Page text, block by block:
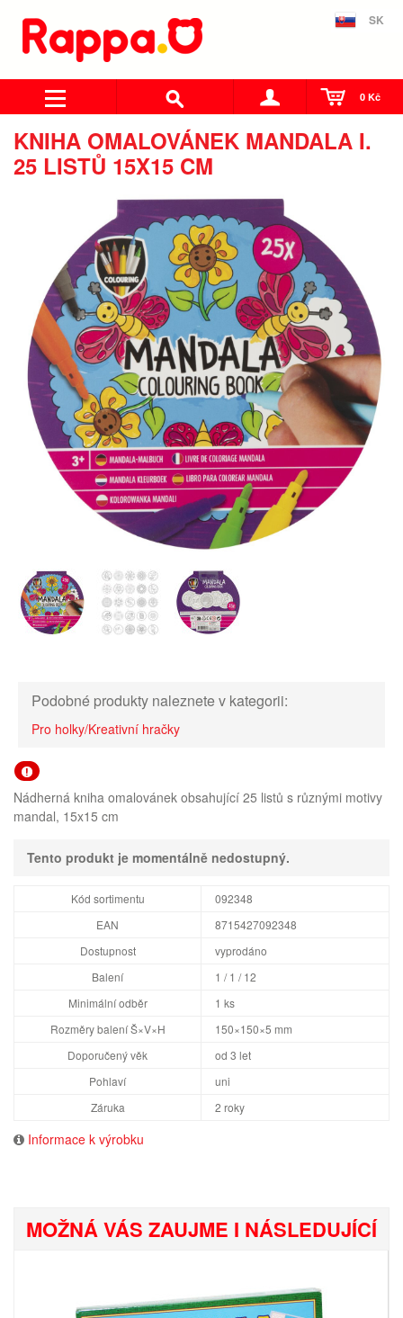
SK
0 Kč
KNIHA OMALOVÁNEK MANDALA I.
25 LISTŮ 15X15 CM
Podobné produkty naleznete v kategorii:
Pro holky/Kreativní hračky
Nádherná kniha omalovánek obsahující 25 listů s různými motivy
mandal, 15x15 cm
Tento produkt je momentálně nedostupný.
Kód sortimentu
092348
EAN
8715427092348
Dostupnost
vyprodáno
Balení
1 / 1 / 12
Minimální odběr
1 ks
Rozměry balení Š×V×H
150×150×5 mm
Doporučený věk
od 3 let
Pohlaví
uni
Záruka
2 roky
Informace k výrobku
MOŽNÁ VÁS ZAUJME I NÁSLEDUJÍCÍ